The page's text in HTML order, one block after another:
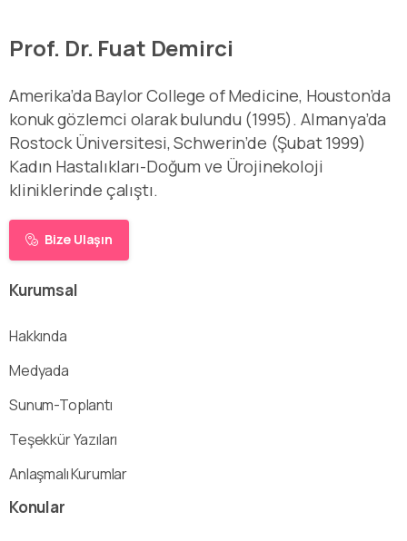
Prof. Dr. Fuat Demirci
Amerika’da Baylor College of Medicine, Houston’da
konuk gözlemci olarak bulundu (1995). Almanya’da
Rostock Üniversitesi, Schwerin’de (Şubat 1999)
Kadın Hastalıkları-Doğum ve Ürojinekoloji
kliniklerinde çalıştı.
Bize Ulaşın
Kurumsal
Hakkında
Medyada
Sunum-Toplantı
Teşekkür Yazıları
Anlaşmalı Kurumlar
Konular